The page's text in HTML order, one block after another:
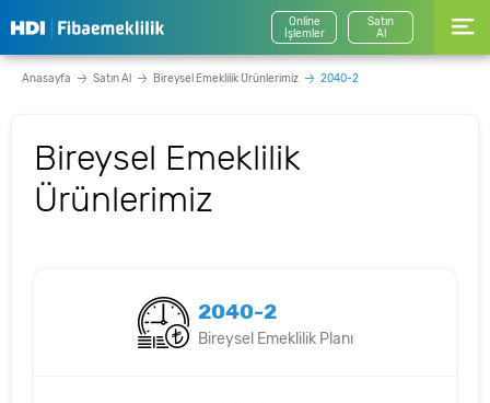
Online
İşlemler
Satın
Al
Anasayfa Satın Al Bireysel Emeklilik Ürünlerimiz 2040-2
Bireysel Emeklilik
Ürünlerimiz
2040-2
Bireysel Emeklilik Planı